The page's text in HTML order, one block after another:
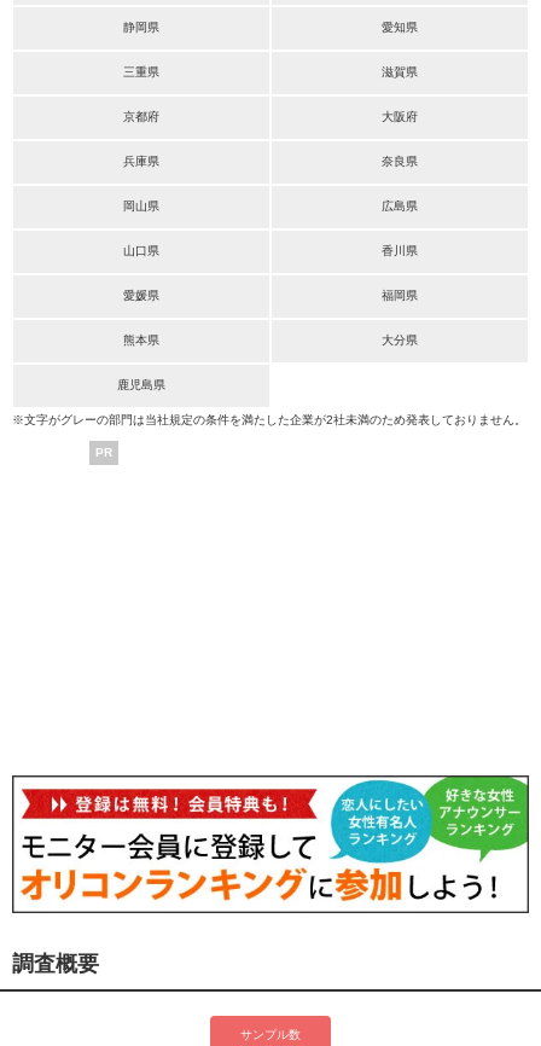
静岡県 愛知県
三重県 滋賀県
京都府 大阪府
兵庫県 奈良県
岡山県 広島県
山口県 香川県
愛媛県 福岡県
熊本県 大分県
鹿児島県
※文字がグレーの部門は当社規定の条件を満たした企業が2社未満のため発表しておりません。
PR
調査概要
サンプル数